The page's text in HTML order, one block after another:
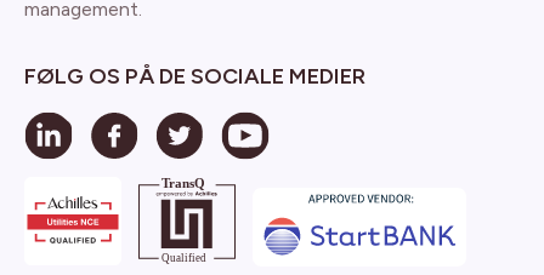
management.
FØLG OS PÅ DE SOCIALE MEDIER